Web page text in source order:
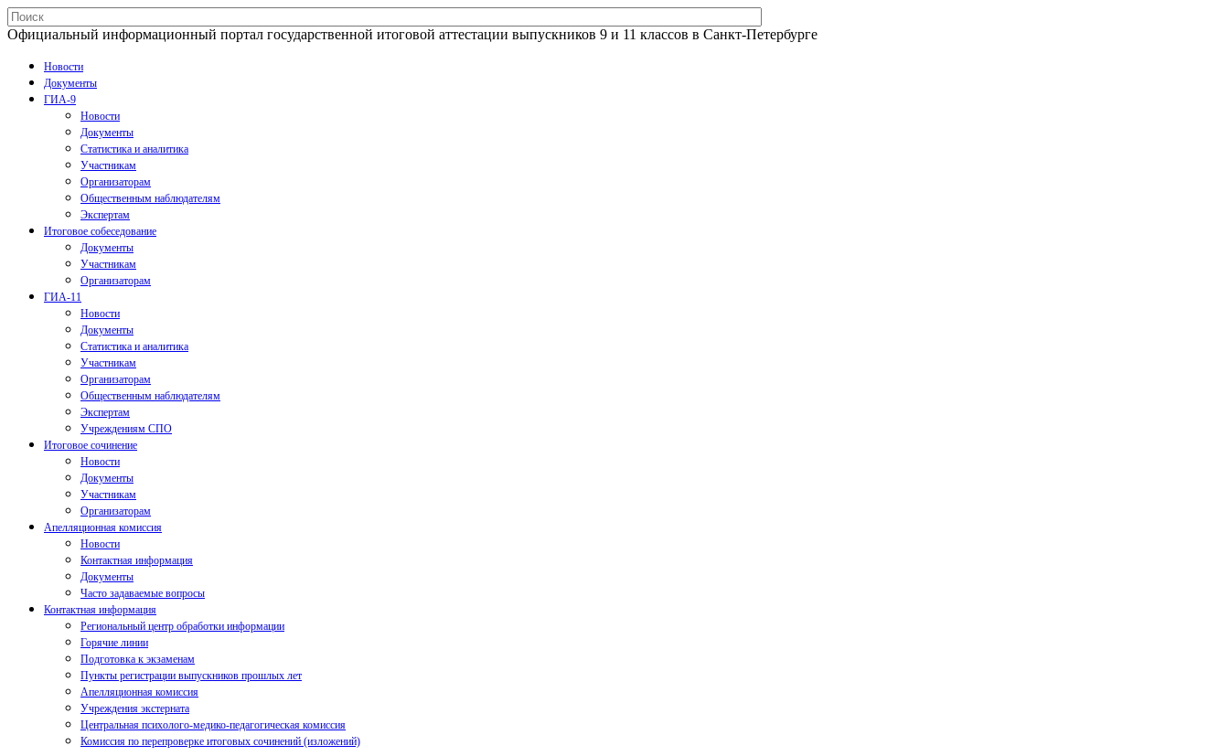
Официальный информационный портал государственной итоговой аттестации выпускников 9 и 11 классов в Санкт-Петербурге
Новости
Документы
ГИА-9
Новости
Документы
Статистика и аналитика
Участникам
Организаторам
Общественным наблюдателям
Экспертам
Итоговое собеседование
Документы
Участникам
Организаторам
ГИА-11
Новости
Документы
Статистика и аналитика
Участникам
Организаторам
Общественным наблюдателям
Экспертам
Учреждениям СПО
Итоговое сочинение
Новости
Документы
Участникам
Организаторам
Апелляционная комиссия
Новости
Контактная информация
Документы
Часто задаваемые вопросы
Контактная информация
Региональный центр обработки информации
Горячие линии
Подготовка к экзаменам
Пункты регистрации выпускников прошлых лет
Апелляционная комиссия
Учреждения экстерната
Центральная психолого-медико-педагогическая комиссия
Комиссия по перепроверке итоговых сочинений (изложений)